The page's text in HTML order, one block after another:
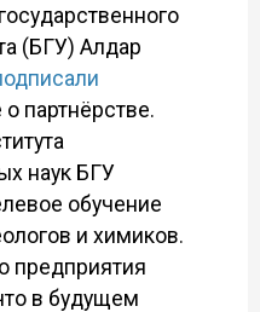
(БГУ) Алдар
партнёрстве.
наук БГУ
обучение
и химиков.
предприятия
в будущем